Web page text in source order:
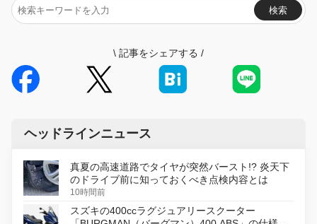
検索
\ 記事をシェアする /
ヘッドラインニュース
真夏の高速道路でタイヤが突然バースト!? 炎天下
のドライブ前に知っておくべき点検内容とは
10時間前
スズキの400ccラグジュアリースクーター